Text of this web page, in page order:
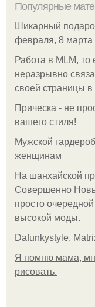
Популярные
Шикарный
февраля, 8 марта
Работа в MLM, то
неразрывно
своей страницы в
Прическа - не
вашего стиля!
Мужской
женщинам
На шанхайской
Совершенно
просто
высокой моды.
Dafunkystyle.
Я помню мама,
рисовать.